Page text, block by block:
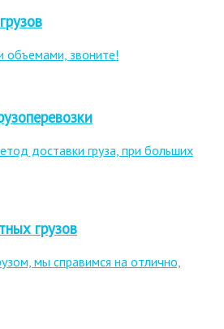
звоните!
доставки груза, при больших
грузов
мы справимся на отлично,